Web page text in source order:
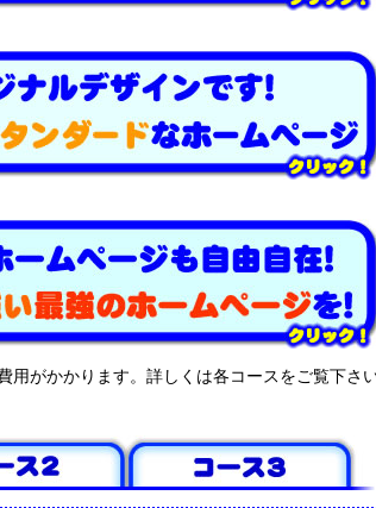
がかかります。詳しくは各コースをご覧下さい